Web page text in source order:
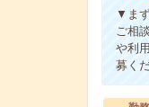
▼ま
ご相
や利
募く